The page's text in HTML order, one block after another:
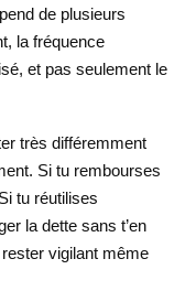
de plusieurs
la fréquence
et pas seulement le
très différemment
Si tu rembourses
tu réutilises
la dette sans t’en
rester vigilant même